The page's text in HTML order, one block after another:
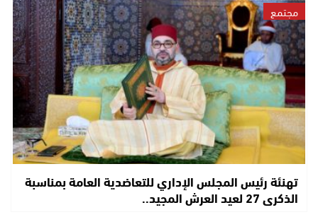
مجتمع
تهنئة رئيس المجلس الإداري للتعاضدية العامة بمناسبة
الذكرى 27 لعيد العرش المجيد..